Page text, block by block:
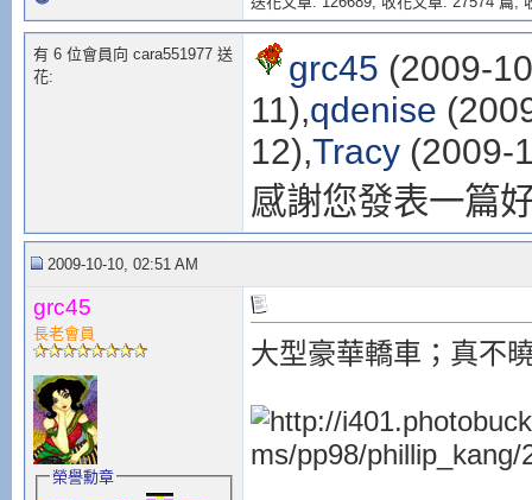
有 6 位會員向 cara551977 送
花:
grc45 (2009-
11),qdenise
12),Tracy(2009-
感謝您發表一篇
2009-10-10, 02:51 AM
grc45
長老會員
榮譽勳章
大型豪華轎車；真不